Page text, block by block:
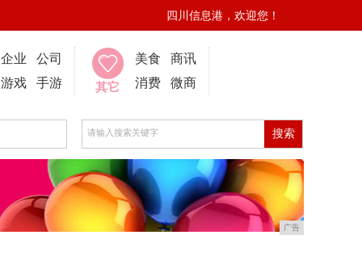
四川信息港，欢迎您！
企业
公司
游戏
手游 其它
美食
商讯
消费
微商
广告